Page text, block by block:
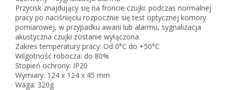
Przycisk znajdujący się na froncie czujki: podczas normalnej
pracy po naciśnięciu rozpocznie się test optycznej komory
pomiarowej, w przypadku awarii lub alarmu, sygnalizacja
akustyczna czujki zostanie wyłączona.
Zakres temperatury pracy: Od 0°C do +50°C
Wilgotność robocza: do 80%
Stopień ochrony: IP20
Wymiary: 124 x 124 x 45 mm
Waga: 320g